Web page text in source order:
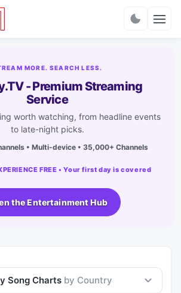
MORE. SEARCH LESS.
- Premium Streaming
Service
worth watching, from headline events
to late-night picks.
• Multi-device • 35,000+ Channels
FREE • Your first day is covered
the Entertainment Hub
Song Charts by Country